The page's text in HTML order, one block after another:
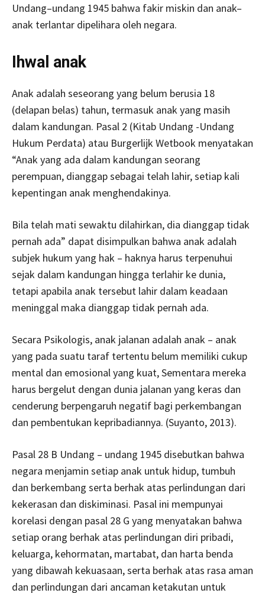
Undang–undang 1945 bahwa fakir miskin dan anak–
anak terlantar dipelihara oleh negara.
Ihwal anak
Anak adalah seseorang yang belum berusia 18
(delapan belas) tahun, termasuk anak yang masih
dalam kandungan. Pasal 2 (Kitab Undang -Undang
Hukum Perdata) atau Burgerlijk Wetbook menyatakan
“Anak yang ada dalam kandungan seorang
perempuan, dianggap sebagai telah lahir, setiap kali
kepentingan anak menghendakinya.
Bila telah mati sewaktu dilahirkan, dia dianggap tidak
pernah ada” dapat disimpulkan bahwa anak adalah
subjek hukum yang hak – haknya harus terpenuhui
sejak dalam kandungan hingga terlahir ke dunia,
tetapi apabila anak tersebut lahir dalam keadaan
meninggal maka dianggap tidak pernah ada.
Secara Psikologis, anak jalanan adalah anak – anak
yang pada suatu taraf tertentu belum memiliki cukup
mental dan emosional yang kuat, Sementara mereka
harus bergelut dengan dunia jalanan yang keras dan
cenderung berpengaruh negatif bagi perkembangan
dan pembentukan kepribadiannya. (Suyanto, 2013).
Pasal 28 B Undang – undang 1945 disebutkan bahwa
negara menjamin setiap anak untuk hidup, tumbuh
dan berkembang serta berhak atas perlindungan dari
kekerasan dan diskiminasi. Pasal ini mempunyai
korelasi dengan pasal 28 G yang menyatakan bahwa
setiap orang berhak atas perlindungan diri pribadi,
keluarga, kehormatan, martabat, dan harta benda
yang dibawah kekuasaan, serta berhak atas rasa aman
dan perlindungan dari ancaman ketakutan untuk